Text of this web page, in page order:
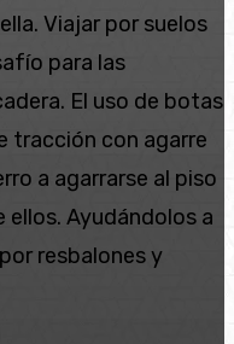
Viajar por suelos
para las
El uso de botas
tracción con agarre
a agarrarse al piso
Ayudándolos a
resbalones y